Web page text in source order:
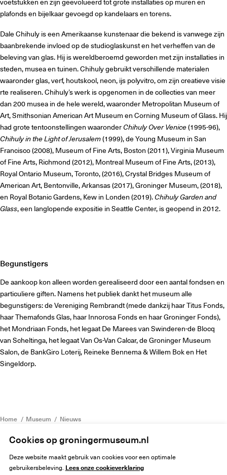
Cookies op groningermuseum.nl
Deze website maakt gebruik van cookies voor een optimale
gebruikersbeleving. Lees onze cookieverklaring
voetstukken en zijn geevolueerd tot grote installaties op muren en
plafonds en bijelkaar gevoegd op kandelaars en torens.
Dale Chihuly is een Amerikaanse kunstenaar die bekend is vanwege zijn
baanbrekende invloed op de studioglaskunst en het verheffen van de
beleving van glas. Hij is wereldberoemd geworden met zijn installaties in
steden, musea en tuinen. Chihuly gebruikt verschillende materialen
waaronder glas, verf, houtskool, neon, ijs polyvitro, om zijn creatieve visie
rte realiseren. Chihuly’s werk is opgenomen in de collecties van meer
dan 200 musea in de hele wereld, waaronder Metropolitan Museum of
Art, Smithsonian American Art Museum en Corning Museum of Glass. Hij
had grote tentoonstellingen waaronder Chihuly Over Venice(1995-96),
Chihuly in the Light of Jerusalem(1999), de Young Museum in San
Francisco (2008), Museum of Fine Arts, Boston (2011), Virginia Museum
of Fine Arts, Richmond (2012), Montreal Museum of Fine Arts, (2013),
Royal Ontario Museum, Toronto, (2016), Crystal Bridges Museum of
American Art, Bentonville, Arkansas (2017), Groninger Museum, (2018),
en Royal Botanic Gardens, Kew in Londen (2019). Chihuly Garden and
Glass, een langlopende expositie in Seattle Center, is geopend in 2012.
Begunstigers
De aankoop kon alleen worden gerealiseerd door een aantal fondsen en
particuliere giften. Namens het publiek dankt het museum alle
begunstigers: de Vereniging Rembrandt (mede dankzij haar Titus Fonds,
haar Themafonds Glas, haar Innorosa Fonds en haar Groninger Fonds),
het Mondriaan Fonds, het legaat De Marees van Swinderen-de Blocq
van Scheltinga, het legaat Van Os-Van Calcar, de Groninger Museum
Salon, de BankGiro Loterij, Reineke Bennema & Willem Bok en Het
Singeldorp.
Home Museum
Nieuws